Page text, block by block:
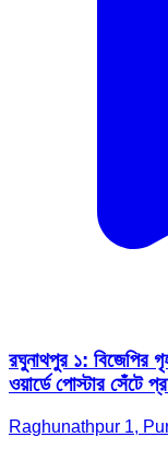
রঘুনাথপুর ১: বিজেপির
ওয়ার্ডে পোস্টার সেঁটে
Raghunathpur 1,